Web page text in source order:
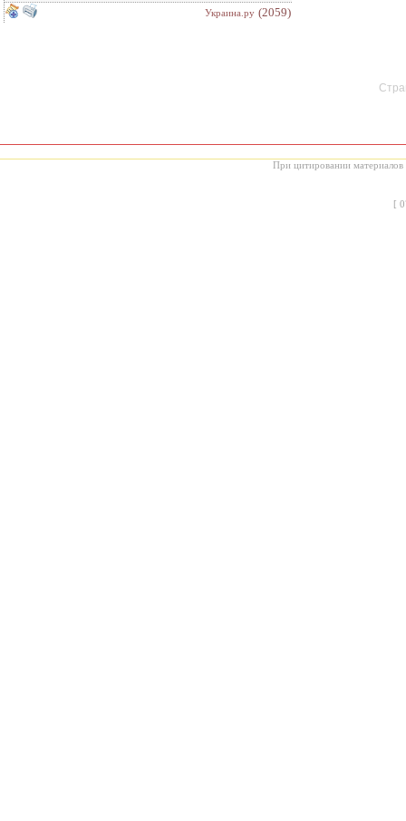
Украина.ру (2059)
При цитировании материалов
[